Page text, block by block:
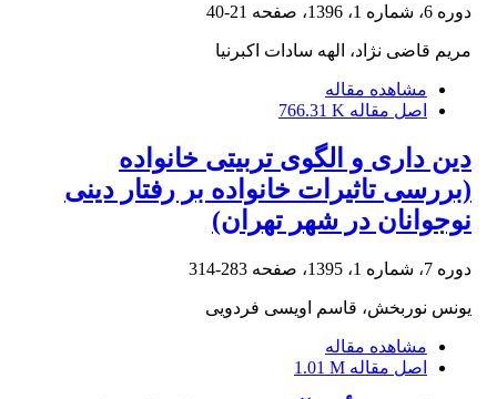
دوره 6، شماره 1، 1396، صفحه 21-40
مریم قاضی نژاد، الهه سادات اکبرنیا
مشاهده مقاله
اصل مقاله 766.31 K
دین داری و الگوی تربیتی خانواده
(بررسی تاثیرات خانواده بر رفتار دینی
نوجوانان در شهر تهران)
دوره 7، شماره 1، 1395، صفحه 283-314
یونس نوربخش، قاسم اویسی فردویی
مشاهده مقاله
اصل مقاله 1.01 M